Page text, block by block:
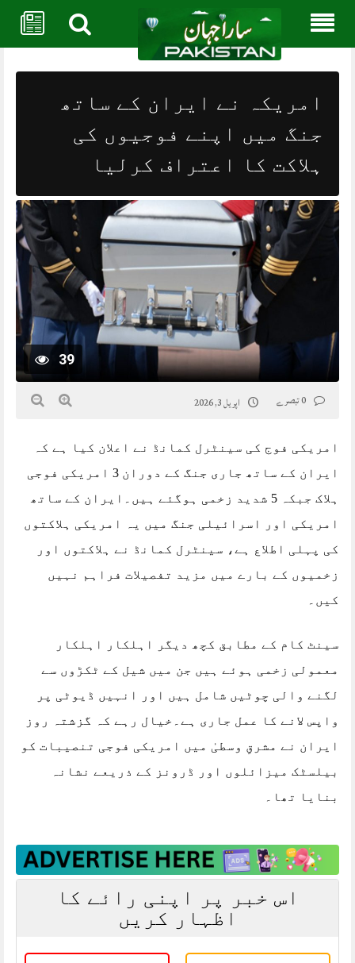
content
امریکہ نے ایران کے ساتھ
جنگ میں اپنے فوجیوں کی
ہلاکت کا اعتراف کرلیا
39
اپریل 3, 2026
امریکی فوج کی سینٹرل کمانڈ نے اعلان کیا ہے کہ
ایران کے ساتھ جاری جنگ کے دوران 3 امریکی فوجی
ہلاک جبکہ 5 شدید زخمی ہوگئے ہیں۔ایران کے ساتھ
امریکی اور اسرائیلی جنگ میں یہ امریکی ہلاکتوں
کی پہلی اطلاع ہے، سینٹرل کمانڈ نے ہلاکتوں اور
زخمیوں کے بارے میں مزید تفصیلات فراہم نہیں
کیں۔
سینٹ کام کے مطابق کچھ دیگر اہلکار اہلکار
معمولی زخمی ہوئے ہیں جن میں شیل کے ٹکڑوں سے
لگنے والی چوٹیں شامل ہیں اور انہیں ڈیوٹی پر
واپس لانے کا عمل جاری ہے۔خیال رہے کہ گزشتہ روز
ایران نے مشرقِ وسطیٰ میں امریکی فوجی تنصیبات کو
بیلسٹک میزائلوں اور ڈرونز کے ذریعے نشانہ
بنایا تھا۔
اس خبر پر اپنی رائے کا
اظہار کریں